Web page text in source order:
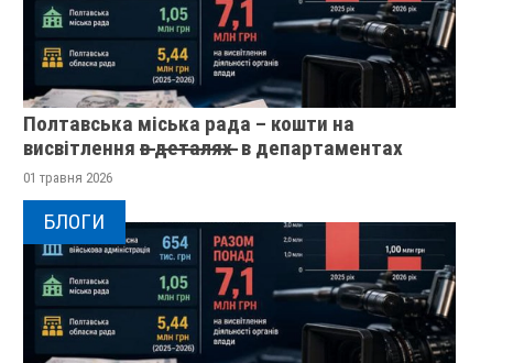
Полтавська міська рада – кошти на
висвітлення в̶ ̶д̶е̶т̶а̶л̶я̶х̶ ̶ в департаментах
01 травня 2026
БЛОГИ